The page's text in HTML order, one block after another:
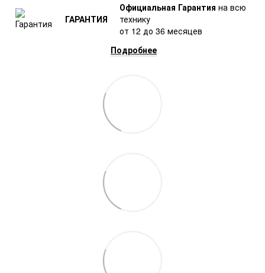
ГАРАНТИЯ
Официальная Гарантия на всю
технику
от 12 до 36 месяцев
Подробнее